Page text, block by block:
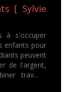
[ Sylvie
à s'occuper
enfants pour
peuvent
de l'argent,
trav...